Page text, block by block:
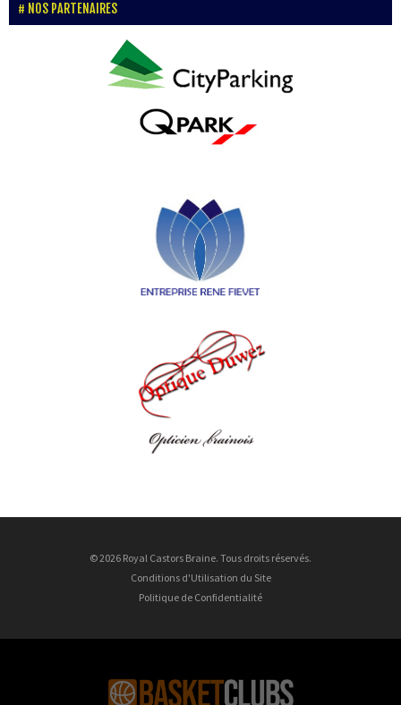
NOS PARTENAIRES
© 2026 Royal Castors Braine. Tous droits réservés.
Conditions d'Utilisation du Site
Politique de Confidentialité